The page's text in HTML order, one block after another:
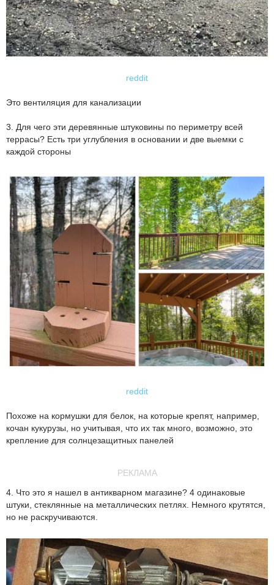
reddit
Это вентиляция для канализации
3. Для чего эти деревянные штуковины по периметру всей
террасы? Есть три углубления в основании и две выемки с
каждой стороны
reddit
Похоже на кормушки для белок, на которые крепят, например,
кочан кукурузы, но учитывая, что их так много, возможно, это
крепление для солнцезащитных панелей
РЕКЛАМА
4. Что это я нашел в антикварном магазине? 4 одинаковые
штуки, стеклянные на металлических петлях. Немного крутятся,
но не раскручиваются.